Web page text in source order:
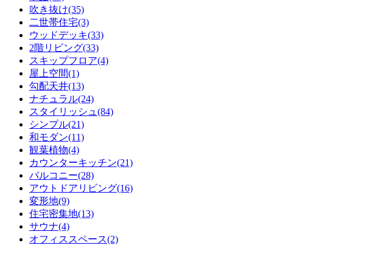
吹き抜け(35)
二世帯住宅(3)
ウッドデッキ(33)
2階リビング(33)
スキップフロア(4)
屋上空間(1)
勾配天井(13)
ナチュラル(24)
スタイリッシュ(84)
シンプル(21)
和モダン(11)
観葉植物(4)
カウンターキッチン(21)
バルコニー(28)
アウトドアリビング(16)
変形地(9)
住宅密集地(13)
サウナ(4)
オフィススペース(2)